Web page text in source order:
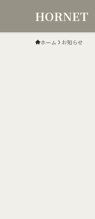
HORNET
ホーム お知らせ